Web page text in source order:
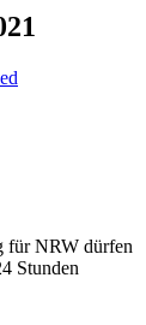
für NRW dürfen
Stunden